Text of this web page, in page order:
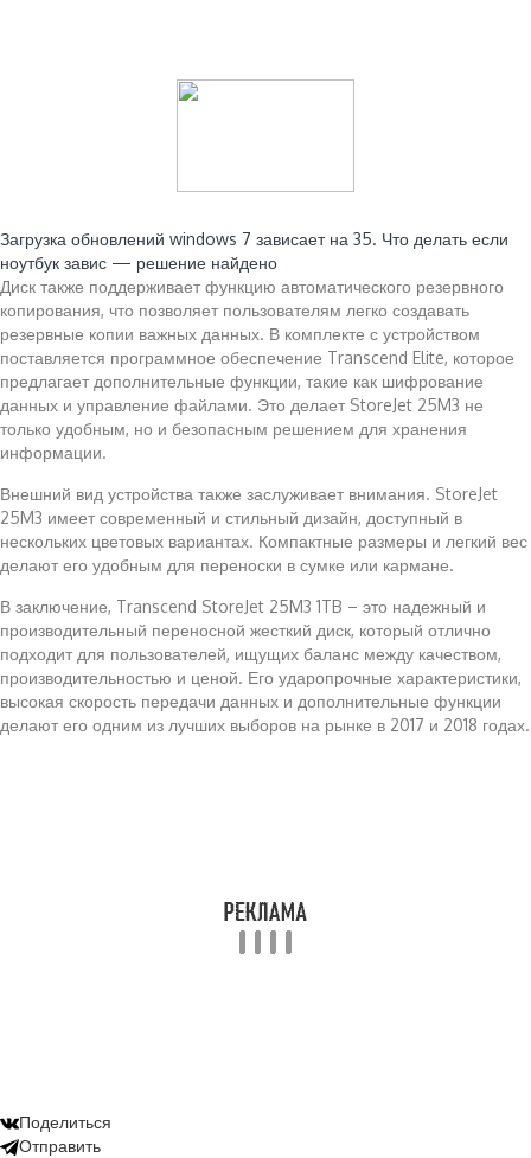
Загрузка обновлений windows 7 зависает на 35. Что делать если
ноутбук завис — решение найдено
Диск также поддерживает функцию автоматического резервного
копирования, что позволяет пользователям легко создавать
резервные копии важных данных. В комплекте с устройством
поставляется программное обеспечение Transcend Elite, которое
предлагает дополнительные функции, такие как шифрование
данных и управление файлами. Это делает StoreJet 25M3 не
только удобным, но и безопасным решением для хранения
информации.
Внешний вид устройства также заслуживает внимания. StoreJet
25M3 имеет современный и стильный дизайн, доступный в
нескольких цветовых вариантах. Компактные размеры и легкий вес
делают его удобным для переноски в сумке или кармане.
В заключение, Transcend StoreJet 25M3 1TB – это надежный и
производительный переносной жесткий диск, который отлично
подходит для пользователей, ищущих баланс между качеством,
производительностью и ценой. Его ударопрочные характеристики,
высокая скорость передачи данных и дополнительные функции
делают его одним из лучших выборов на рынке в 2017 и 2018 годах.
Поделиться
Отправить